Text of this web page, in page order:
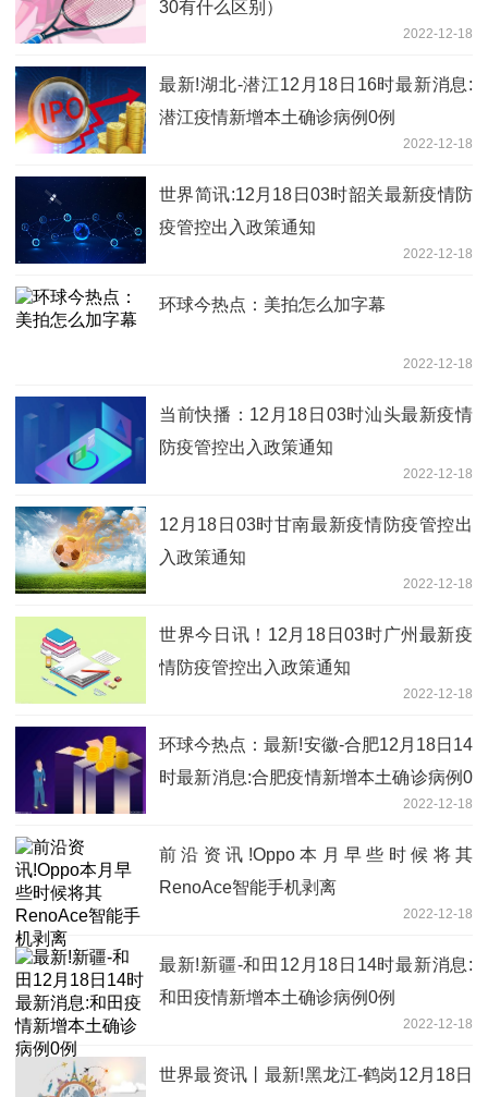
30有什么区别）
2022-12-18
最新!湖北-潜江12月18日16时最新消息:
潜江疫情新增本土确诊病例0例
2022-12-18
世界简讯:12月18日03时韶关最新疫情防
疫管控出入政策通知
2022-12-18
环球今热点：美拍怎么加字幕
2022-12-18
当前快播：12月18日03时汕头最新疫情
防疫管控出入政策通知
2022-12-18
12月18日03时甘南最新疫情防疫管控出
入政策通知
2022-12-18
世界今日讯！12月18日03时广州最新疫
情防疫管控出入政策通知
2022-12-18
环球今热点：最新!安徽-合肥12月18日14
时最新消息:合肥疫情新增本土确诊病例0
2022-12-18
前沿资讯!Oppo本月早些时候将其
RenoAce智能手机剥离
2022-12-18
最新!新疆-和田12月18日14时最新消息:
和田疫情新增本土确诊病例0例
2022-12-18
世界最资讯丨最新!黑龙江-鹤岗12月18日